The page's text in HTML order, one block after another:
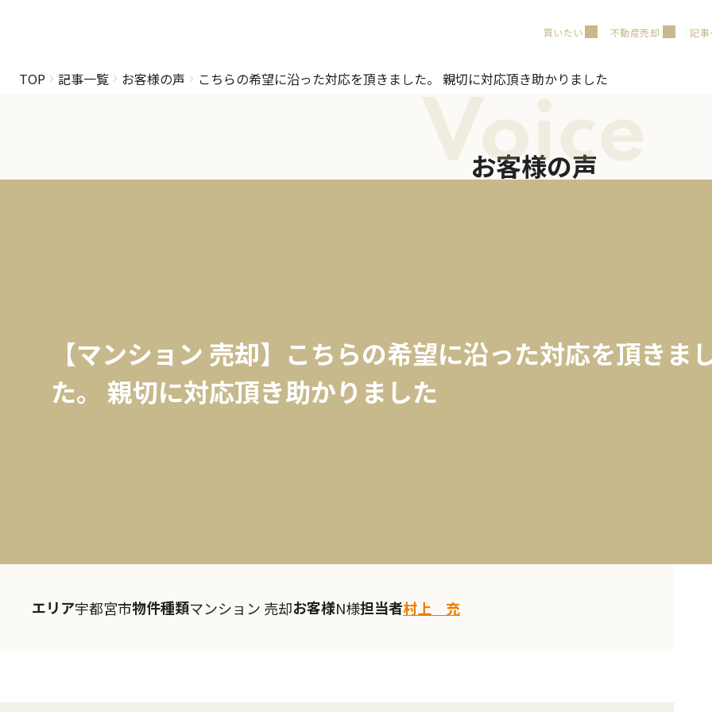
買いたい 不動産売却 記
TOP 記事一覧 お客様の声 こちらの希望に沿った対応を頂きました。 親切に対応頂き助かりました
Voice
お客様の声
【マンション 売却】こちらの希望に沿った対応を頂きま
た。 親切に対応頂き助かりました
エリア宇都宮市物件種類マンション 売却お客様N様担当者村上 充